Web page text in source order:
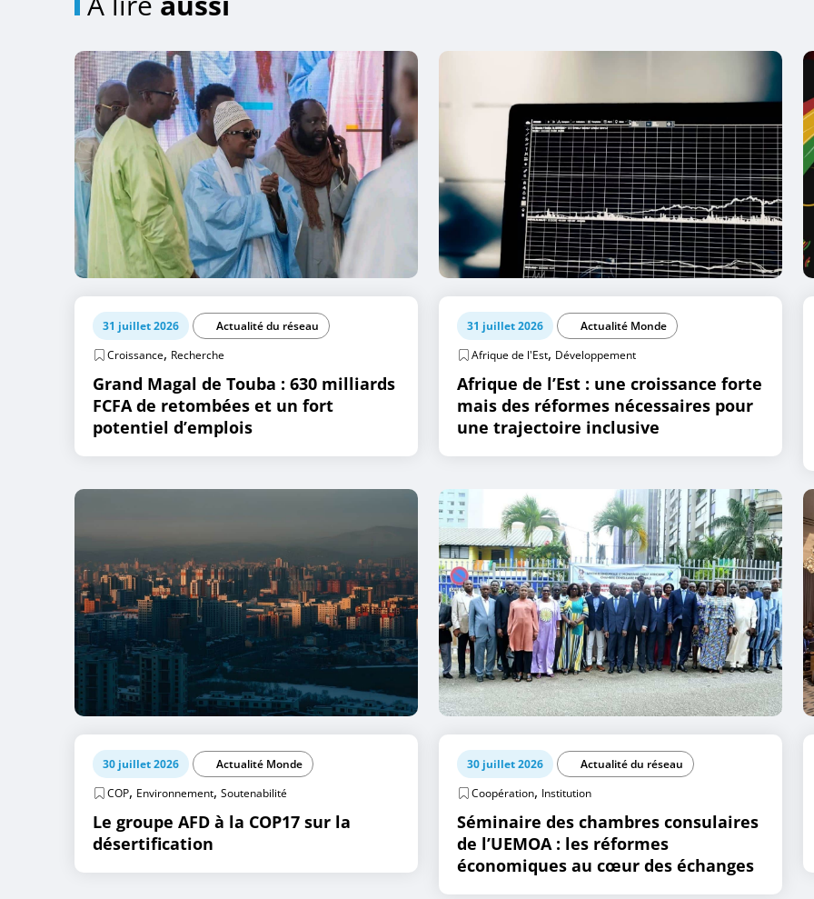
31 juillet 2026
Actualité du réseau
Croissance, Recherche
Grand Magal de Touba : 630 milliards
FCFA de retombées et un fort
potentiel d’emplois
31 juillet 2026
Actualité Monde
Afrique de l'Est, Développement
Afrique de l’Est : une croissance forte
mais des réformes nécessaires pour
une trajectoire inclusive
30 juillet 2026
Actualité Monde
COP, Environnement, Soutenabilité
Le groupe AFD à la COP17 sur la
désertification
30 juillet 2026
Actualité du réseau
Coopération, Institution
Séminaire des chambres consulaires
de l’UEMOA : les réformes
économiques au cœur des échanges